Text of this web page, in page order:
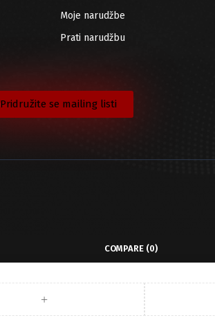
Moje narudžbe
Prati narudžbu
Pridružite se mailing listi
COMPARE (0)